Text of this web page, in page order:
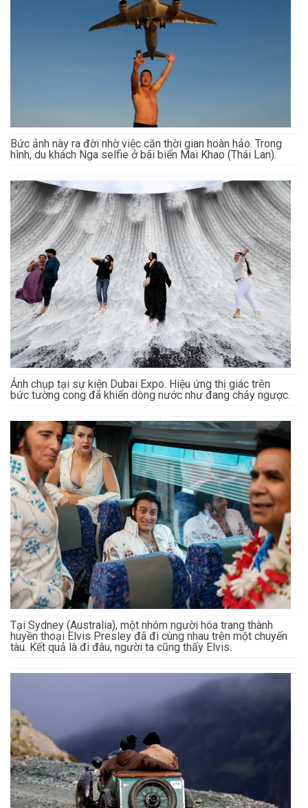
Bức ảnh này ra đời nhờ việc căn thời gian hoàn hảo. Trong
hình, du khách Nga selfie ở bãi biển Mai Khao (Thái Lan).
Ảnh chụp tại sự kiện Dubai Expo. Hiệu ứng thị giác trên
bức tường cong đã khiến dòng nước như đang chảy ngược.
Tại Sydney (Australia), một nhóm người hóa trang thành
huyền thoại Elvis Presley đã đi cùng nhau trên một chuyến
tàu. Kết quả là đi đâu, người ta cũng thấy Elvis.